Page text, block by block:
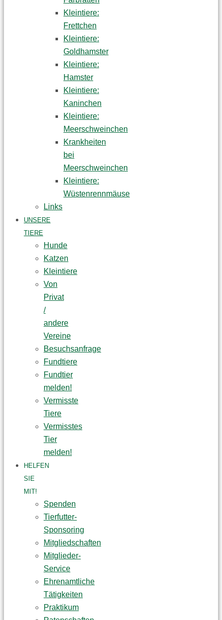
Kleintiere:
Frettchen
Kleintiere:
Goldhamster
Kleintiere:
Hamster
Kleintiere:
Kaninchen
Kleintiere:
Meerschweinchen
Krankheiten
bei
Meerschweinchen
Kleintiere:
Wüstenrennmäuse
Links
UNSERE
TIERE
Hunde
Katzen
Kleintiere
Von
Privat
/
andere
Vereine
Besuchsanfrage
Fundtiere
Fundtier
melden!
Vermisste
Tiere
Vermisstes
Tier
melden!
HELFEN
SIE
MIT!
Spenden
Tierfutter-
Sponsoring
Mitgliedschaften
Mitglieder-
Service
Ehrenamtliche
Tätigkeiten
Praktikum